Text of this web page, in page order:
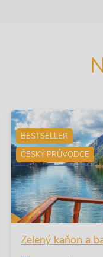
BESTSELLER
ČESKÝ PRŮVODCE
Zelený kaňon a